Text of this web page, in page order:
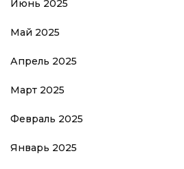
Июнь 2025
Май 2025
Апрель 2025
Март 2025
Февраль 2025
Январь 2025